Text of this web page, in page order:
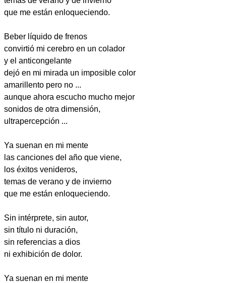
que me están enloqueciendo.
Beber líquido de frenos
convirtió mi cerebro en un colador
y el anticongelante
dejó en mi mirada un imposible color
amarillento pero no ...
aunque ahora escucho mucho mejor
sonidos de otra dimensión,
ultrapercepción ...
Ya suenan en mi mente
las canciones del año que viene,
los éxitos venideros,
temas de verano y de invierno
que me están enloqueciendo.
Sin intérprete, sin autor,
sin título ni duración,
sin referencias a dios
ni exhibición de dolor.
Ya suenan en mi mente